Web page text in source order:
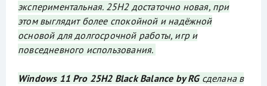
экспериментальная. 25H2 достаточно новая, при
этом выглядит более спокойной и надёжной
основой для долгосрочной работы, игр и
повседневного использования.
Windows 11 Pro 25H2 Black Balance by RGсделана в